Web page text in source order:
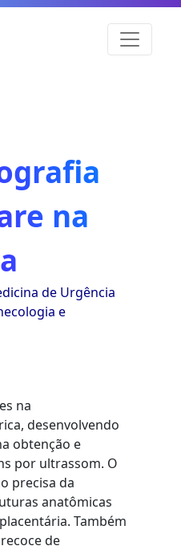
na
de Urgência
e
na
desenvolvendo
obtenção e
por ultrassom. O
precisa da
anatômicas
Também
de